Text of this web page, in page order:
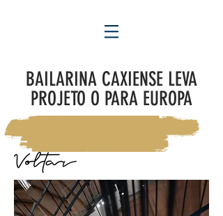
BAILARINA CAXIENSE LEVA
PROJETO O PARA EUROPA